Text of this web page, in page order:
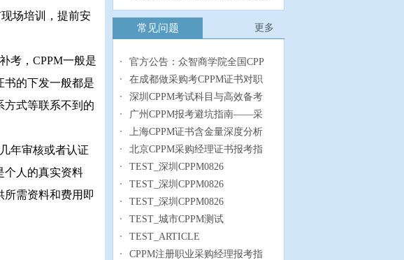
场培训，提前安
考，CPPM一般是
书的下发一般都是
方式等联系不到的
年审核或者认证
个人的真实资料
所需资料和费用即
更多
常见问题
官方公告：众智商学院全国CPP
在成都做采购考CPPM证书对职
深圳CPPM考试科目与高效备考
广州CPPM报考避坑指南——采
上海CPPM证书含金量深度分析
北京CPPM采购经理证书报考指
TEST_深圳CPPM0826
TEST_深圳CPPM0826
TEST_深圳CPPM0826
TEST_城市CPPM测试
TEST_ARTICLE
CPPM注册职业采购经理报考指